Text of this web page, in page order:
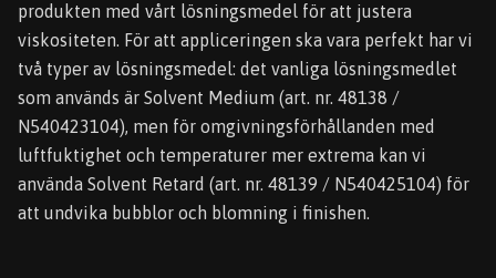
produkten med vårt lösningsmedel för att justera
viskositeten. För att appliceringen ska vara perfekt har vi
två typer av lösningsmedel: det vanliga lösningsmedlet
som används är Solvent Medium (art. nr. 48138 /
N540423104), men för omgivningsförhållanden med
luftfuktighet och temperaturer mer extrema kan vi
använda Solvent Retard (art. nr. 48139 / N540425104) för
att undvika bubblor och blomning i finishen.